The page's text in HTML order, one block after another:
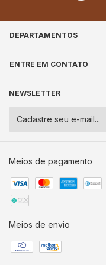
DEPARTAMENTOS
ENTRE EM CONTATO
NEWSLETTER
Meios de pagamento
Meios de envio